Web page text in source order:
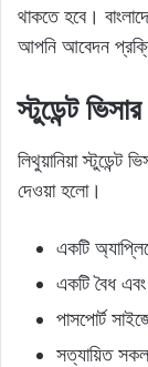
থাকতে হবে।
আপনি আবেদন
স্টুডেন্ট
লিথুয়ানিয়া
দেওয়া হলো।
একটি
একটি বৈধ
পাসপোর্ট
সত্যায়িত